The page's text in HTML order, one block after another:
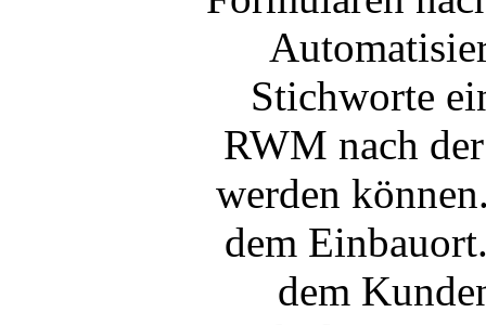
Stichworte
RWM nach
werden
dem
dem